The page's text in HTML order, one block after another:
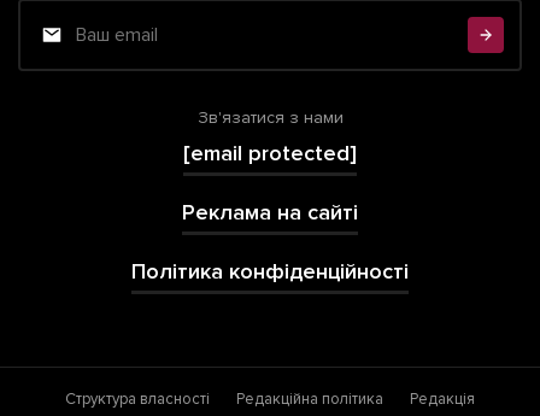
Зв'язатися з нами
[email protected]
Реклама на сайті
Політика конфіденційності
Структура власності Редакційна політика
Редакція